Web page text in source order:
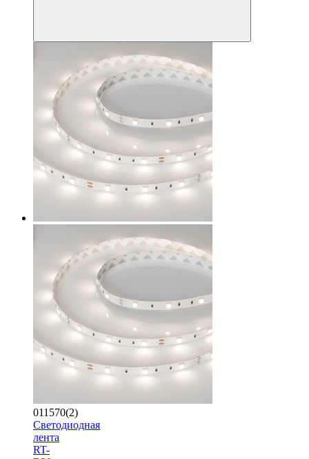
011570(2)
Светодиодная
лента
RT-